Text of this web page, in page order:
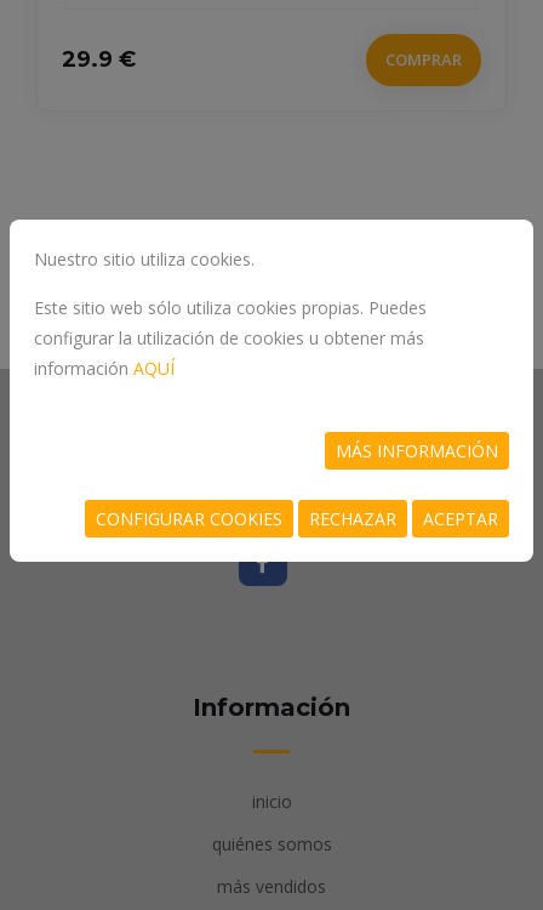
29.9 € COMPRAR
Información
inicio
quiénes somos
más vendidos
Nuestro sitio utiliza cookies.
Este sitio web sólo utiliza cookies propias. Puedes
configurar la utilización de cookies u obtener más
información AQUÍ
MÁS INFORMACIÓN
CONFIGURAR COOKIES RECHAZAR ACEPTAR